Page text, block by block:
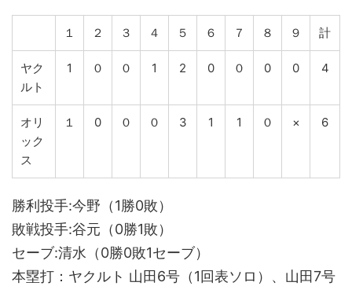
１ ２ ３ ４ ５ ６ ７ ８ ９ 計
ヤク
ルト
1 ０ ０ 1 2 0 ０ 0 0 4
オリ
ック
ス
１ 0 ０ ０ 3 1 1 ０ × 6
勝利投手:今野（1勝0敗）
敗戦投手:谷元（0勝1敗）
セーブ:清水（0勝0敗1セーブ）
本塁打：ヤクルト 山田6号（1回表ソロ）、山田7号